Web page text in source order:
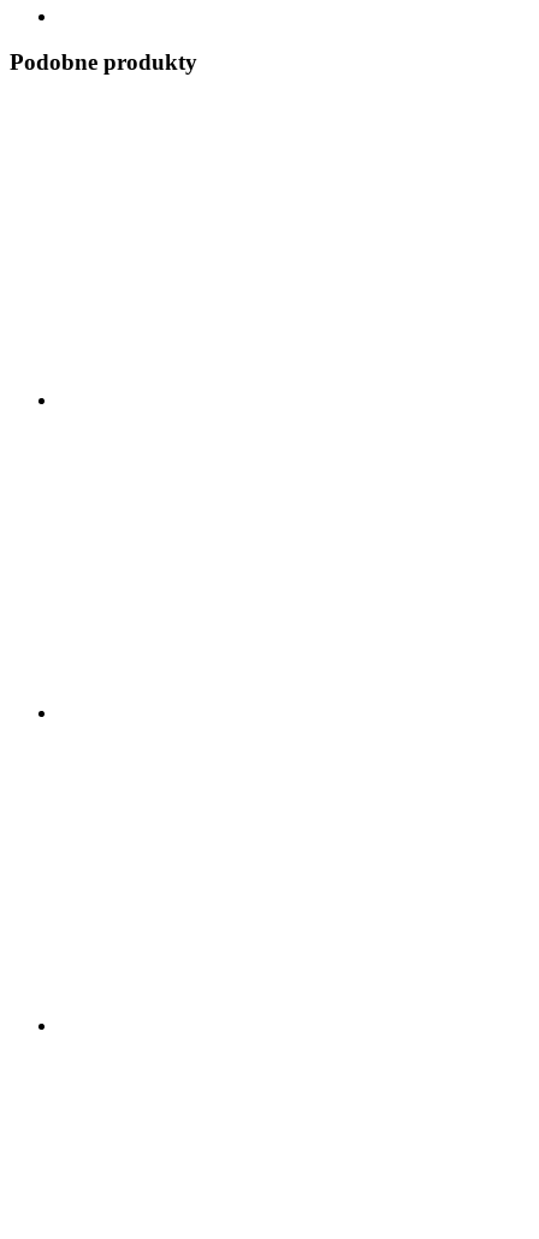
Podobne produkty